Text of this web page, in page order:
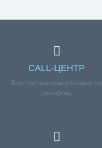
CALL-ЦЕНТР
Бесплатные консультации по
телефону